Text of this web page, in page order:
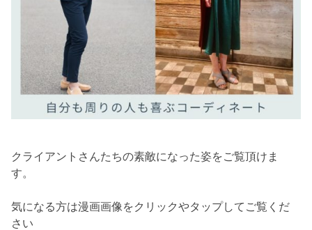
クライアントさんたちの素敵になった姿をご覧頂けま
す。
気になる方は漫画画像をクリックやタップしてご覧くだ
さい